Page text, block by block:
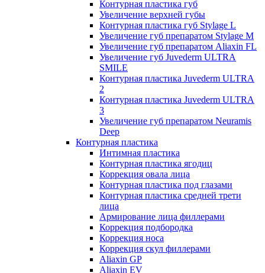
Контурная пластика губ
Увеличение верхней губы
Контурная пластика губ Stylage L
Увеличение губ препаратом Stylage M
Увеличение губ препаратом Aliaxin FL
Увеличение губ Juvederm ULTRA
SMILE
Контурная пластика Juvederm ULTRA
2
Контурная пластика Juvederm ULTRA
3
Увеличение губ препаратом Neuramis
Deep
Контурная пластика
Интимная пластика
Контурная пластика ягодиц
Коррекция овала лица
Контурная пластика под глазами
Контурная пластика средней трети
лица
Армирование лица филлерами
Коррекция подбородка
Коррекция носа
Коррекция скул филлерами
Aliaxin GP
Aliaxin EV